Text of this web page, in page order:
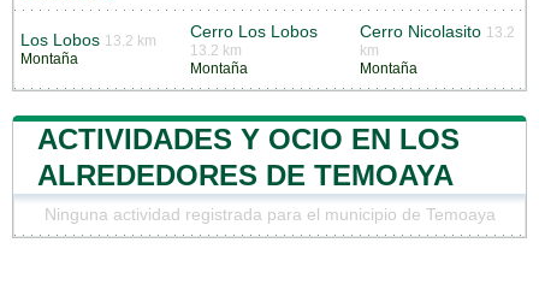
Los Lobos 13.2 km
Montaña
Cerro Los Lobos
13.2 km
Montaña
Cerro Nicolasito 13.2
km
Montaña
ACTIVIDADES Y OCIO EN LOS
ALREDEDORES DE TEMOAYA
Ninguna actividad registrada para el municipio de Temoaya